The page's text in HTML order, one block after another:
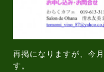
再掲になりますが、今
す。